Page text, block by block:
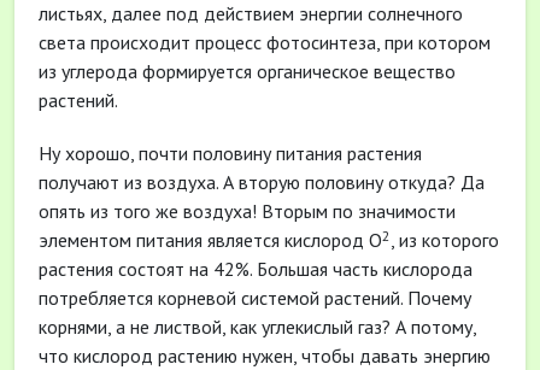
листьях, далее под действием энергии солнечного
света происходит процесс фотосинтеза, при котором
из углерода формируется органическое вещество
растений.
Ну хорошо, почти половину питания растения
получают из воздуха. А вторую половину откуда? Да
опять из того же воздуха! Вторым по значимости
элементом питания является кислород О2, из которого
растения состоят на 42%. Большая часть кислорода
потребляется корневой системой растений. Почему
корнями, а не листвой, как углекислый газ? А потому,
что кислород растению нужен, чтобы давать энергию